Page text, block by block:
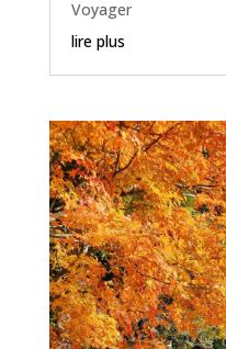
Voyager
lire plus